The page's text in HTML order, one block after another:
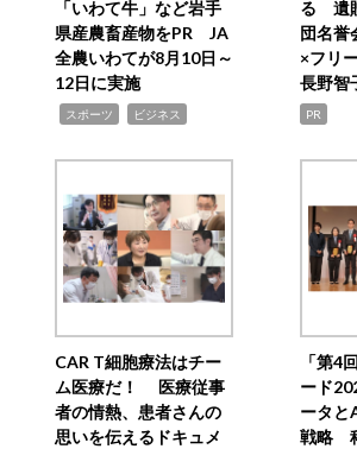
「いわて牛」など岩手
県産農畜産物をPR JA
全農いわてが8月10日～
12日に実施
スポーツ ビジネス
る 遺
団名誉
×フリ
長野智
PR
CAR T細胞療法はチー
ム医療だ！ 医療従事
者の情熱、患者さんの
思いを伝えるドキュメ
「第4
ード
ータと
戦略